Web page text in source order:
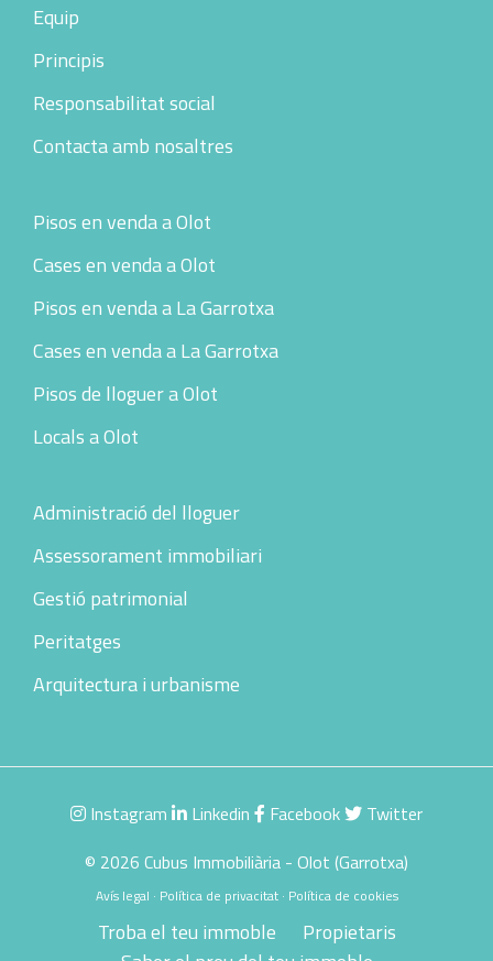
Equip
Principis
Responsabilitat social
Contacta amb nosaltres
Pisos en venda a Olot
Cases en venda a Olot
Pisos en venda a La Garrotxa
Cases en venda a La Garrotxa
Pisos de lloguer a Olot
Locals a Olot
Administració del lloguer
Assessorament immobiliari
Gestió patrimonial
Peritatges
Arquitectura i urbanisme
Instagram Linkedin Facebook
Twitter
© 2026 Cubus Immobiliària - Olot (Garrotxa)
Avís legal · Política de privacitat· Política de cookies
Troba el teu immoble
Propietaris